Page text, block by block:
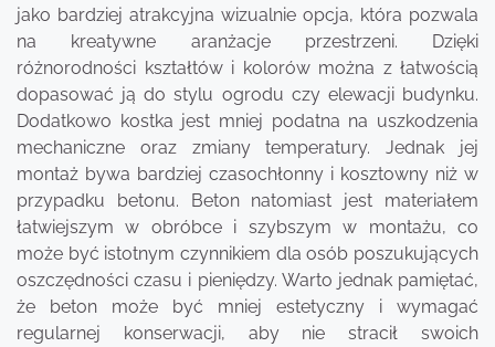
jako bardziej atrakcyjna wizualnie opcja, która pozwala
na kreatywne aranżacje przestrzeni. Dzięki
różnorodności kształtów i kolorów można z łatwością
dopasować ją do stylu ogrodu czy elewacji budynku.
Dodatkowo kostka jest mniej podatna na uszkodzenia
mechaniczne oraz zmiany temperatury. Jednak jej
montaż bywa bardziej czasochłonny i kosztowny niż w
przypadku betonu. Beton natomiast jest materiałem
łatwiejszym w obróbce i szybszym w montażu, co
może być istotnym czynnikiem dla osób poszukujących
oszczędności czasu i pieniędzy. Warto jednak pamiętać,
że beton może być mniej estetyczny i wymagać
regularnej konserwacji, aby nie stracił swoich